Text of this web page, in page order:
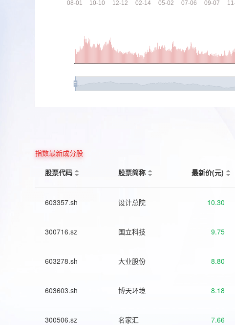
指数最新成分股
股票代码
股票简称 最新价(元)
603357.sh 设计总院 10.30
300716.sz 国立科技 9.75
603278.sh 大业股份 8.80
603603.sh 博天环境 8.18
300506.sz 名家汇 7.66